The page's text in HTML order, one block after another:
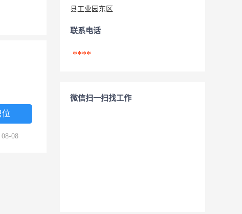
08
县工业园东区
联系电话
****
微信扫一扫找工作